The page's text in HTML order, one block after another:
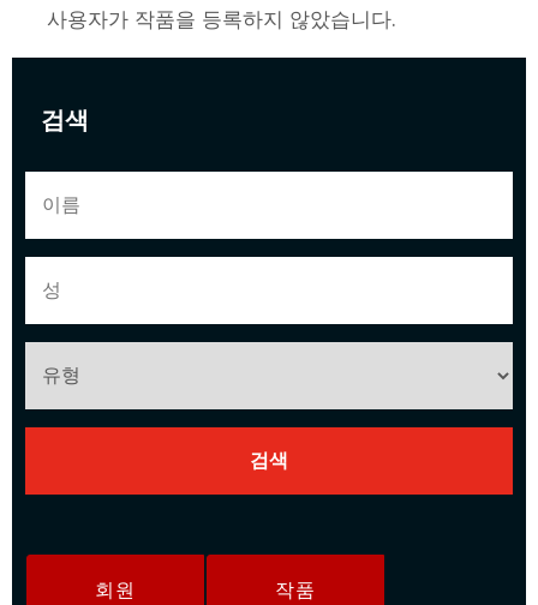
검색
회원 작품
사용자가 작품을 등록하지 않았습니다.